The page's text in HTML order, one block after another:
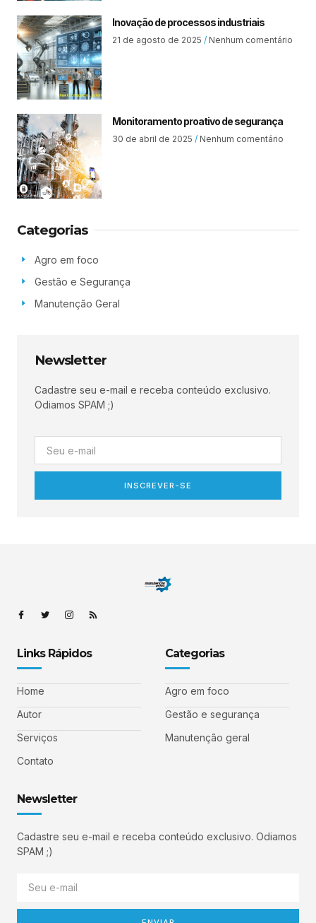
Inovação de processos industriais
21 de agosto de 2025 Nenhum comentário
Monitoramento proativo de segurança
30 de abril de 2025 Nenhum comentário
Categorias
Agro em foco
Gestão e Segurança
Manutenção Geral
Newsletter
Cadastre seu e-mail e receba conteúdo exclusivo.
Odiamos SPAM ;)
INSCREVER-SE
Links Rápidos
Home
Autor
Serviços
Contato
Categorias
Agro em foco
Gestão e segurança
Manutenção geral
Newsletter
Cadastre seu e-mail e receba conteúdo exclusivo. Odiamos
SPAM ;)